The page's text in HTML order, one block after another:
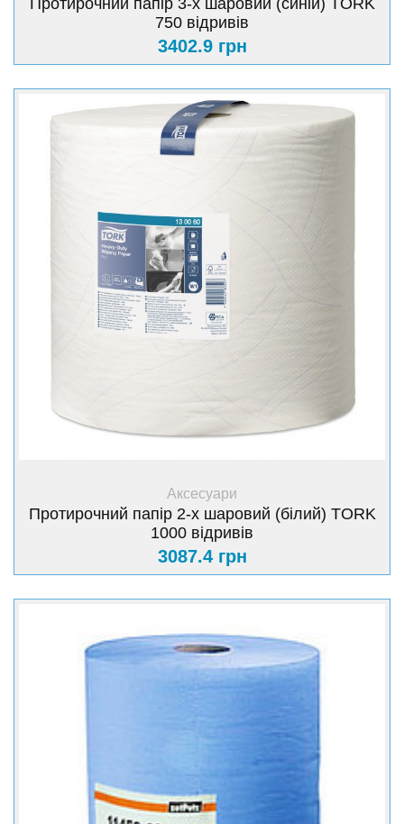
Протирочний папір 3-х шаровий (синій) TORK
750 відривів
3402.9 грн
Аксесуари
Протирочний папір 2-х шаровий (білий) TORK
1000 відривів
3087.4 грн